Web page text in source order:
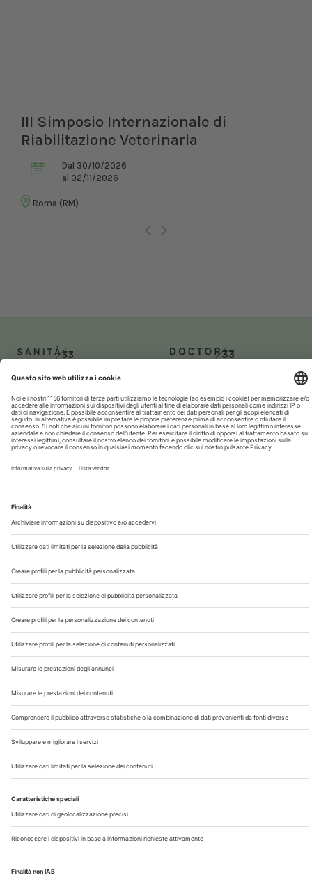
III Simposio Internazionale di
Riabilitazione Veterinaria
Dal 30/10/2026
al 02/11/2026
Roma (RM)
Chi Siamo
Contatti
Note Legali
Privacy
©2026 Edra S.p.a | www.edraspa.it | P.iva 08056040960
| Tel. 02/881841 | Sede legale: Viale Enrico Forlanini 21 -
20134 Milano (Italy)